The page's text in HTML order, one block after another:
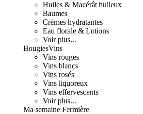
Huiles & Macérât huileux
Baumes
Crèmes hydratantes
Eau florale & Lotions
Voir plus...
BougiesVins
Vins rouges
Vins blancs
Vins rosés
Vins liquoreux
Vins effervescents
Voir plus...
Ma semaine Fermière